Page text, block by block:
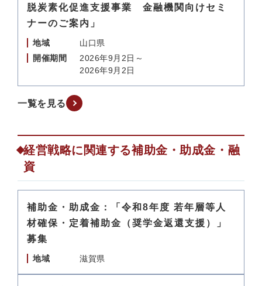
脱炭素化促進支援事業 金融機関向けセミ
ナーのご案内」
地域
山口県
開催期間
2026年9月2日～
2026年9月2日
一覧を見る
経営戦略に関連する補助金・助成金・融
資
補助金・助成金：「令和8年度 若年層等人
材確保・定着補助金（奨学金返還支援）」
募集
地域 滋賀県